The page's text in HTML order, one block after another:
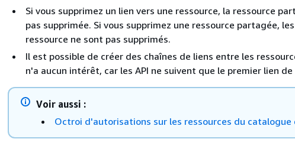
Si vous supprimez un lien vers une ressource, la ressource
pas supprimée. Si vous supprimez une ressource partagée,
ressource ne sont pas supprimés.
Il est possible de créer des chaînes de liens entre les
n'a aucun intérêt, car les API ne suivent que le premier lien de
Voir aussi :
Octroi d'autorisations sur les ressources du catalogue